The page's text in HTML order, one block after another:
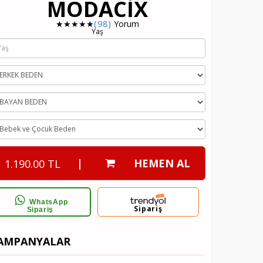
MODACIX
★★★★★(98) Yorum
Yaş
1.190.00 TL | HEMEN AL
WhatsApp
Sipariş
Sipariş